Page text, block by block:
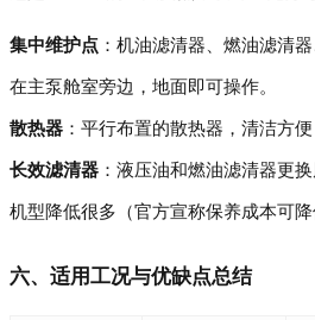
集中维护点 ：机油滤清器、燃油滤清
在主泵舱室旁边，地面即可操作。
散热器 ：平行布置的散热器，清洁方便
长效滤清器 ：液压油和燃油滤清器更
机型降低很多（官方宣称保养成本可降
六、适用工况与优缺点总结